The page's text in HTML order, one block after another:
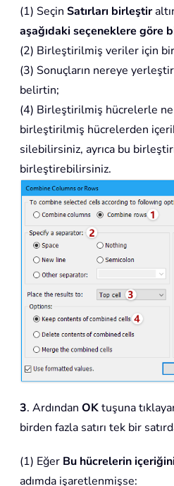
(1) Seçin Satırları birleştir
aşağıdaki seçeneklere göre
(2) Birleştirilmiş veriler için bir
(3) Sonuçların nereye
belirtin;
(4) Birleştirilmiş hücrelerle ne
birleştirilmiş hücrelerden
silebilirsiniz, ayrıca bu
birleştirebilirsiniz.
3. Ardından OKtuşuna
birden fazla satırı tek bir
(1) Eğer Bu hücrelerin
adımda işaretlenmişse: